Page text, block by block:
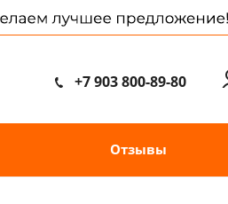
+7 903 800-89-80
Отзывы